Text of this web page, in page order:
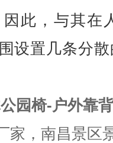
此，与其在
设置几条分
园椅-户外靠
家，南昌景区